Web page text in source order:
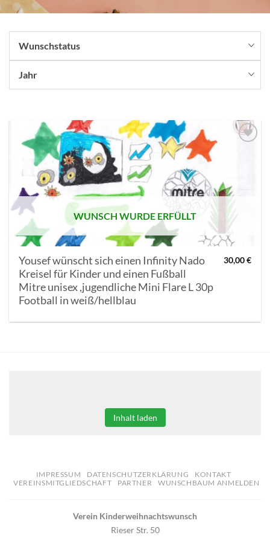
Wunschstatus
Jahr
AUF MEINE
MERKLISTE
WUNSCH WURDE ERFÜLLT
Yousef wünscht sich einen Infinity Nado
Kreisel für Kinder und einen Fußball
Mitre unisex ,jugendliche Mini Flare L 30p
Football in weiß/hellblau
30,00€
Inhalt laden
IMPRESSUM DATENSCHUTZERKLÄRUNG
KONTAKT
VEREINSMITGLIEDSCHAFT
PARTNER WUNSCHBAUM ANMELDEN
Verein Kinderweihnachtswunsch
Rieser Str. 50